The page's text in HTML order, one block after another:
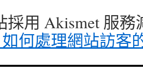
採用 Akismet 服
何處理網站訪客